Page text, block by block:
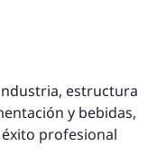
estructura
y bebidas,
profesional